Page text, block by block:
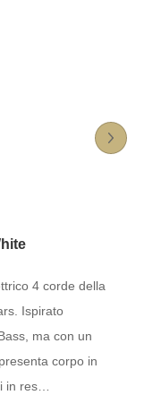
4 corde della
Ispirato
ma con un
corpo in
in res…